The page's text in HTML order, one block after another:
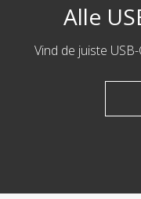
Alle
Vind de juiste